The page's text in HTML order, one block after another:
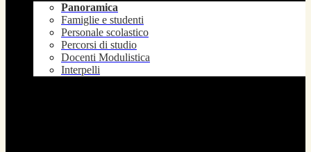
Panoramica
Famiglie e studenti
Personale scolastico
Percorsi di studio
Docenti Modulistica
Interpelli